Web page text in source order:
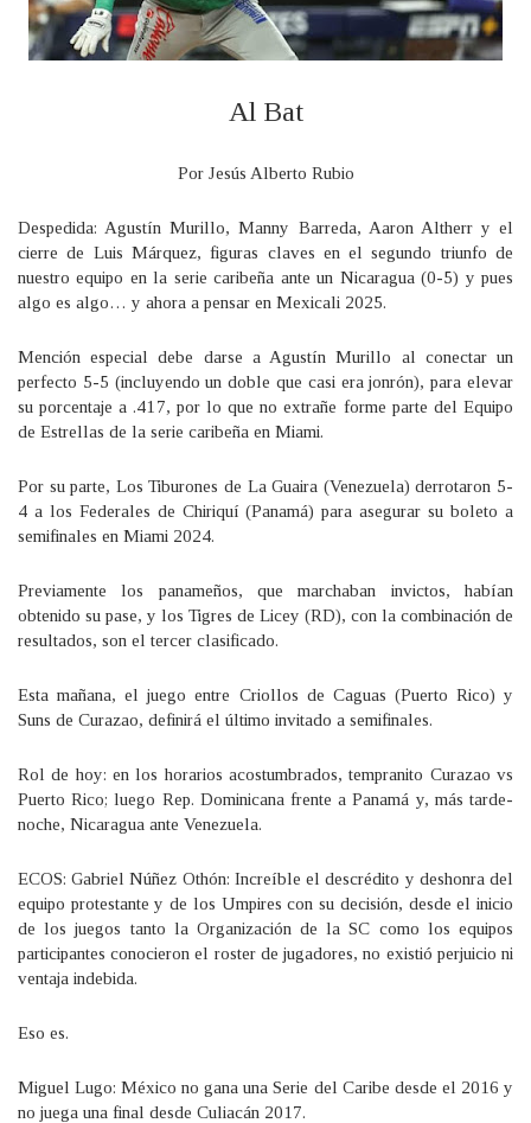
Al Bat
Por Jesús Alberto Rubio
Despedida: Agustín Murillo, Manny Barreda, Aaron Altherr y el
cierre de Luis Márquez, figuras claves en el segundo triunfo de
nuestro equipo en la serie caribeña ante un Nicaragua (0-5) y pues
algo es algo… y ahora a pensar en Mexicali 2025.
Mención especial debe darse a Agustín Murillo al conectar un
perfecto 5-5 (incluyendo un doble que casi era jonrón), para elevar
su porcentaje a .417, por lo que no extrañe forme parte del Equipo
de Estrellas de la serie caribeña en Miami.
Por su parte, Los Tiburones de La Guaira (Venezuela) derrotaron 5-
4 a los Federales de Chiriquí (Panamá) para asegurar su boleto a
semifinales en Miami 2024.
Previamente los panameños, que marchaban invictos, habían
obtenido su pase, y los Tigres de Licey (RD), con la combinación de
resultados, son el tercer clasificado.
Esta mañana, el juego entre Criollos de Caguas (Puerto Rico) y
Suns de Curazao, definirá el último invitado a semifinales.
Rol de hoy: en los horarios acostumbrados, tempranito Curazao vs
Puerto Rico; luego Rep. Dominicana frente a Panamá y, más tarde-
noche, Nicaragua ante Venezuela.
ECOS: Gabriel Núñez Othón: Increíble el descrédito y deshonra del
equipo protestante y de los Umpires con su decisión, desde el inicio
de los juegos tanto la Organización de la SC como los equipos
participantes conocieron el roster de jugadores, no existió perjuicio ni
ventaja indebida.
Eso es.
Miguel Lugo: México no gana una Serie del Caribe desde el 2016 y
no juega una final desde Culiacán 2017.